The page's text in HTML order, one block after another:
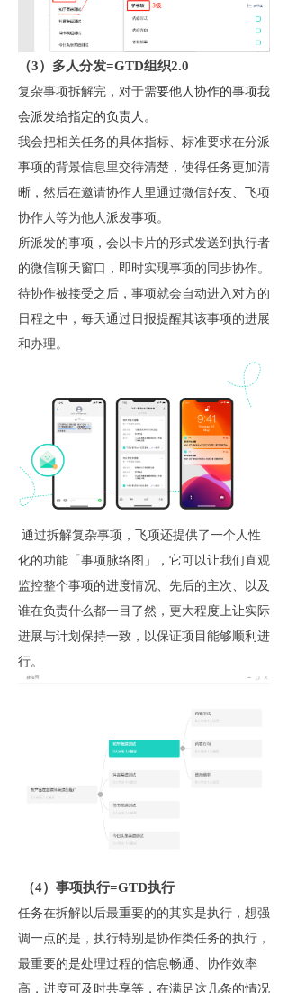
（3）多人分发=GTD组织2.0
复杂事项拆解完，对于需要他人协作的事项我
会派发给指定的负责人 。
我会把相关任务的具体指标、标准要求在分派
事项的背景信息里交待清楚，使得任务更加清
晰，然后在邀请协作人里通过微信好友、飞项
协作人等为他人派发事项。
所派发的事项，会以卡片的形式发送到执行者
的微信聊天窗口，即时实现事项的同步协作。
待协作被接受之后，事项就会自动进入对方的
日程之中，每天通过日报提醒其该事项的进展
和办理。
通过拆解复杂事项，飞项还提供了一个人性
化的功能「事项脉络图」，它可以让我们直观
监控整个事项的进度情况、先后的主次、以及
谁在负责什么都一目了然，更大程度上让实际
进展与计划保持一致，以保证项目能够顺利进
行。
（4）事项执行=GTD执行
任务在拆解以后最重要的的其实是执行，想强
调一点的是，执行特别是协作类任务的执行，
最重要的是处理过程的信息畅通、协作效率
高，进度可及时共享等，在满足这几条的情况